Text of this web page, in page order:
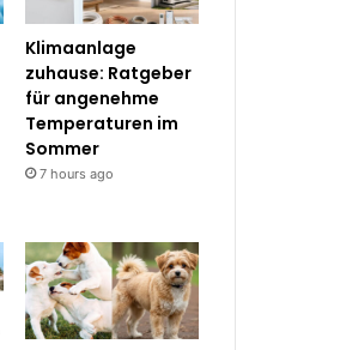
Klimaanlage
zuhause: Ratgeber
für angenehme
Temperaturen im
Sommer
7 hours ago